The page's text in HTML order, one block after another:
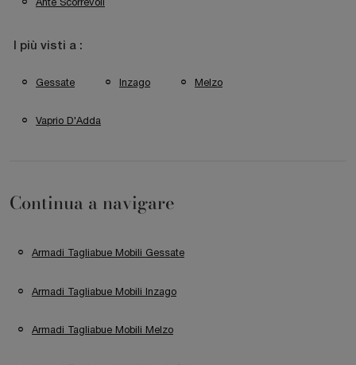
I più visti a :
Gessate Inzago Melzo
Vaprio D'Adda
Continua a navigare
Armadi Tagliabue Mobili Gessate
Armadi Tagliabue Mobili Inzago
Armadi Tagliabue Mobili Melzo